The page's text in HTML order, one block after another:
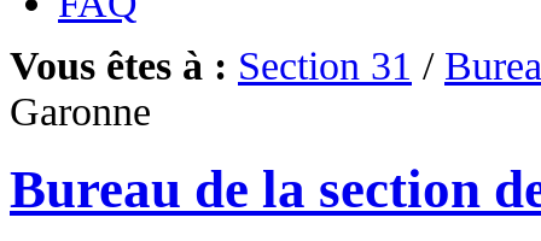
Vous êtes à : Section 31 /
Garonne
Bureau de la section